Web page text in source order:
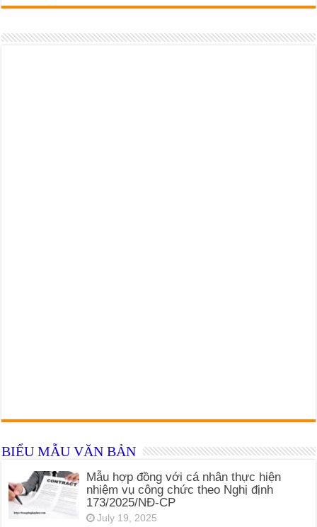
BIỂU MẪU VĂN BẢN
Mẫu hợp đồng với cá nhân thực hiện
nhiệm vụ công chức theo Nghị định
173/2025/NĐ-CP
July 19, 2025